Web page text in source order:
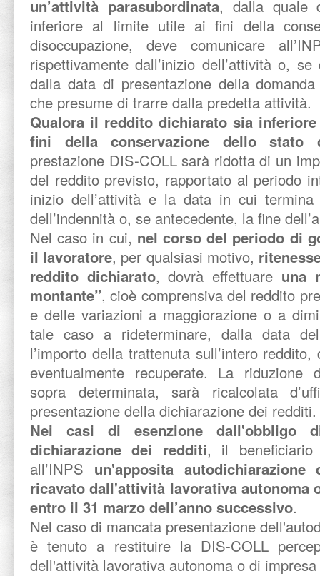
un’attività parasubordinata, dalla quale
inferiore al limite utile ai fini della
disoccupazione, deve comunicare
rispettivamente dall’inizio dell’attività o,
dalla data di presentazione della
che presume di trarre dalla predetta attività.
Qualora il reddito dichiarato sia
fini della conservazione dello stato
prestazione DIS-COLL sarà ridotta di un
del reddito previsto, rapportato al periodo
inizio dell’attività e la data in cui
dell’indennità o, se antecedente, la fine
Nel caso in cui, nel corso del periodo di
il lavoratore, per qualsiasi motivo,
reddito dichiarato, dovrà effettuare una
montante”, cioè comprensiva del reddito
e delle variazioni a maggiorazione o a
tale caso a rideterminare, dalla data
l’importo della trattenuta sull’intero
eventualmente recuperate. La riduzione
sopra determinata, sarà ricalcolata
presentazione della dichiarazione dei redditi.
Nei casi di esenzione dall'obbligo
dichiarazione dei redditi, il
all’INPS un'apposita
ricavato dall'attività lavorativa autonoma
entro il 31 marzo dell’anno successivo.
Nel caso di mancata presentazione
è tenuto a restituire la DIS-COLL
dell'attività lavorativa autonoma o di